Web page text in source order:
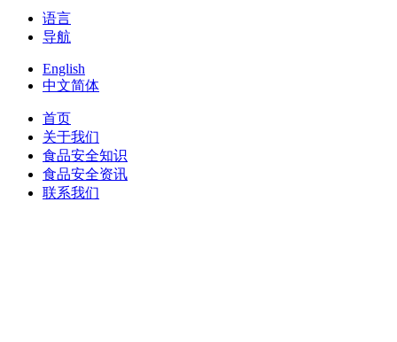
语言
导航
English
中文简体
首页
关于我们
食品安全知识
食品安全资讯
联系我们